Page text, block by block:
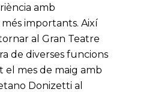
amb
importants. Així
al Gran Teatre
de diverses funcions
el mes de maig amb
Donizetti al